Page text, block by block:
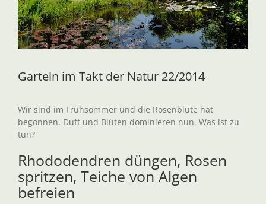
Garteln im Takt der Natur 22/2014
Wir sind im Frühsommer und die Rosenblüte hat
begonnen. Duft und Blüten dominieren nun. Was ist zu
tun?
Rhododendren düngen, Rosen
spritzen, Teiche von Algen
befreien